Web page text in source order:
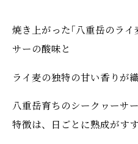
焼き上がった｢八重岳のラ
サーの酸味と
ライ麦の独特の甘い香りが
八重岳育ちのシークヮーサ
特徴は、日ごとに熟成がすす